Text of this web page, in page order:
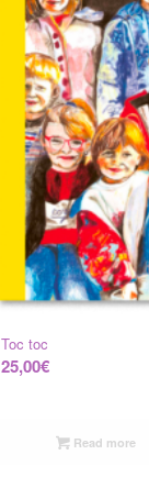
Toc toc
25,00€
Read more